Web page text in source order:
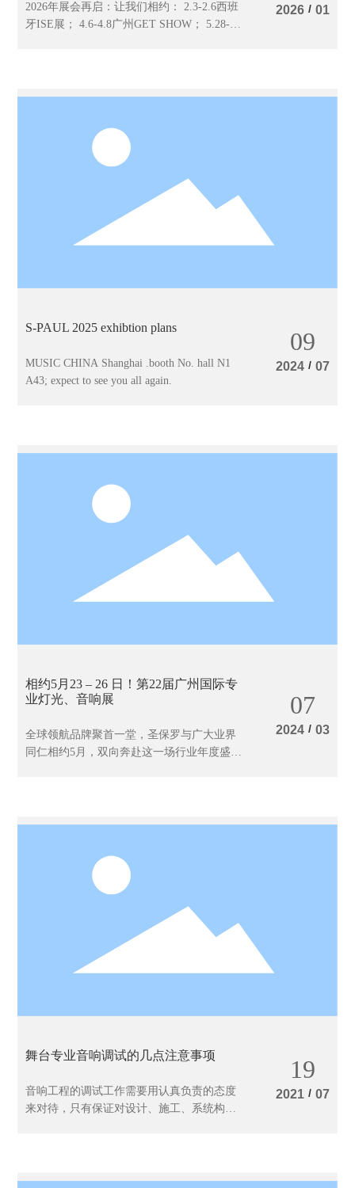
2026年展会再启：让我们相约： 2.3-2.6西班
牙ISE展； 4.6-4.8广州GET SHOW； 5.28-
2026 / 01
S-PAUL 2025 exhibtion plans
MUSIC CHINA Shanghai .booth No. hall N1
A43; expect to see you all again.
09
2024 / 07
相约5月23 – 26 日！第22届广州国际专
业灯光、音响展
全球领航品牌聚首一堂，圣保罗与广大业界
同仁相约5月，双向奔赴这一场行业年度盛
07
2024 / 03
舞台专业音响调试的几点注意事项
音响工程的调试工作需要用认真负责的态度
来对待，只有保证对设计、施工、系统构造
绍几个调试时应该注意的技术环节，供大家
19
2021 / 07